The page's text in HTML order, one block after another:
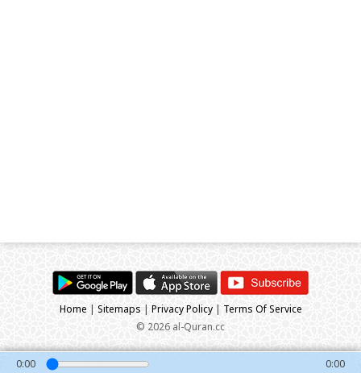
0:00 0:00
Home | Sitemaps | Privacy Policy| Terms Of Service
© 2026 al-Quran.cc